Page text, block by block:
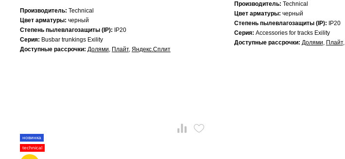
Производитель: Technical
Цвет арматуры: черный
Степень пылевлагозащиты (IP):
IP20
Серия: Busbar trunkings Exility
Доступные рассрочки: Долями, Плайт, Яндекс.Сплит
Производитель: Technical
Цвет арматуры: черный
Степень пылевлагозащиты (IP):
IP20
Серия: Accessories for tracks Exility
Доступные рассрочки: Долями, Плайт,
новинка
technical